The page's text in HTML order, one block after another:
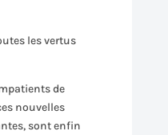
les vertus
de
nouvelles
sont enfin